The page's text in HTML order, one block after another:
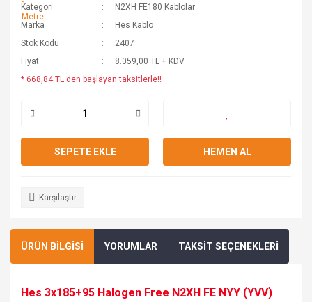
Kategori
N2XH FE180 Kablolar
Marka
Hes Kablo
Stok Kodu
2407
Fiyat
8.059,00 TL + KDV
* 668,84 TL den başlayan taksitlerle!!
SEPETE EKLE HEMEN AL
Karşılaştır
ÜRÜN BİLGİSİ YORUMLAR TAKSİT SEÇENEKLERİ
Hes 3x185+95 Halogen Free N2XH FE NYY (YVV)